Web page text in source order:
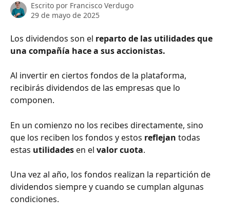
Escrito por Francisco Verdugo
29 de mayo de 2025
Los dividendos son el reparto de las utilidades que
una compañía hace a sus accionistas.
Al invertir en ciertos fondos de la plataforma,
recibirás dividendos de las empresas que lo
componen.
En un comienzo no los recibes directamente, sino
que los reciben los fondos y estos reflejan todas
estas utilidades en el valor cuota.
Una vez al año, los fondos realizan la repartición de
dividendos siempre y cuando se cumplan algunas
condiciones.